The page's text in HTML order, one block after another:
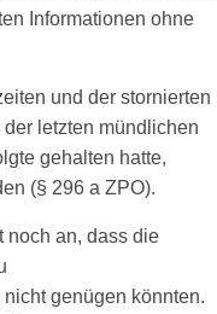
Informationen ohne
und der stornierten
letzten mündlichen
gehalten hatte,
(§ 296 a ZPO).
noch an, dass die
genügen könnten.